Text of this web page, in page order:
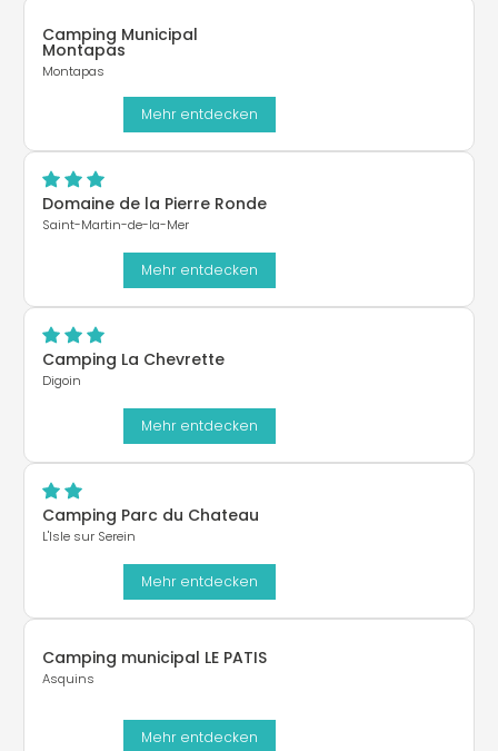
Camping Municipal
Montapas
Montapas
Mehr entdecken
Domaine de la Pierre Ronde
Saint-Martin-de-la-Mer
Mehr entdecken
Camping La Chevrette
Digoin
Mehr entdecken
Camping Parc du Chateau
L'Isle sur Serein
Mehr entdecken
Camping municipal LE PATIS
Asquins
Mehr entdecken